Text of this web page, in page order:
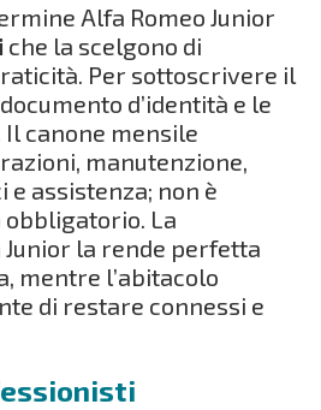
Alfa Romeo Junior
che la scelgono di
Per sottoscrivere il
d’identità e le
canone mensile
manutenzione,
assistenza; non è
obbligatorio. La
la rende perfetta
mentre l’abitacolo
di restare connessi e